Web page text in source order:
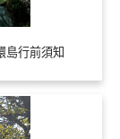
島行前須知